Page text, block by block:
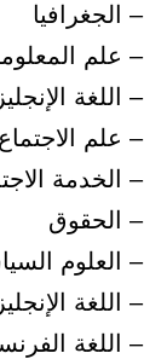
– الجغرافيا
– علم
– اللغة
– علم الاجتماع
– الخدمة
– الحقوق
– العلوم
– اللغة
– اللغة